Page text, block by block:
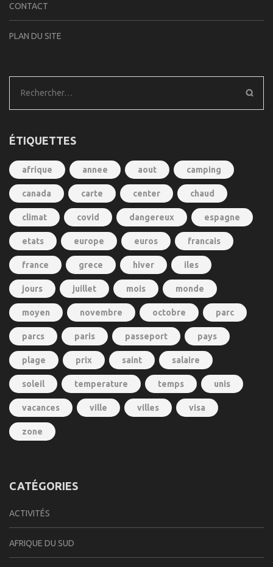
CONTACT
PLAN DU SITE
Rechercher :
ÉTIQUETTES
afrique annee aout camping
canada carte center chaud
climat covid dangereux espagne
etats europe euros francais
france grece hiver iles
jours juillet mois monde
moyen novembre octobre parc
parcs paris passeport pays
plage prix saint salaire
soleil temperature temps unis
vacances ville villes visa
zone
CATÉGORIES
ACTIVITÉS
AFRIQUE DU SUD